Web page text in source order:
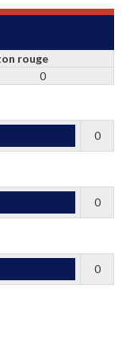
rouge
0
0
0
0